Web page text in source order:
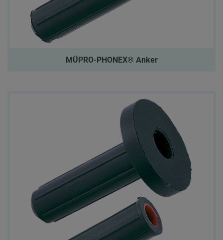
MÜPRO-PHONEX® Anker